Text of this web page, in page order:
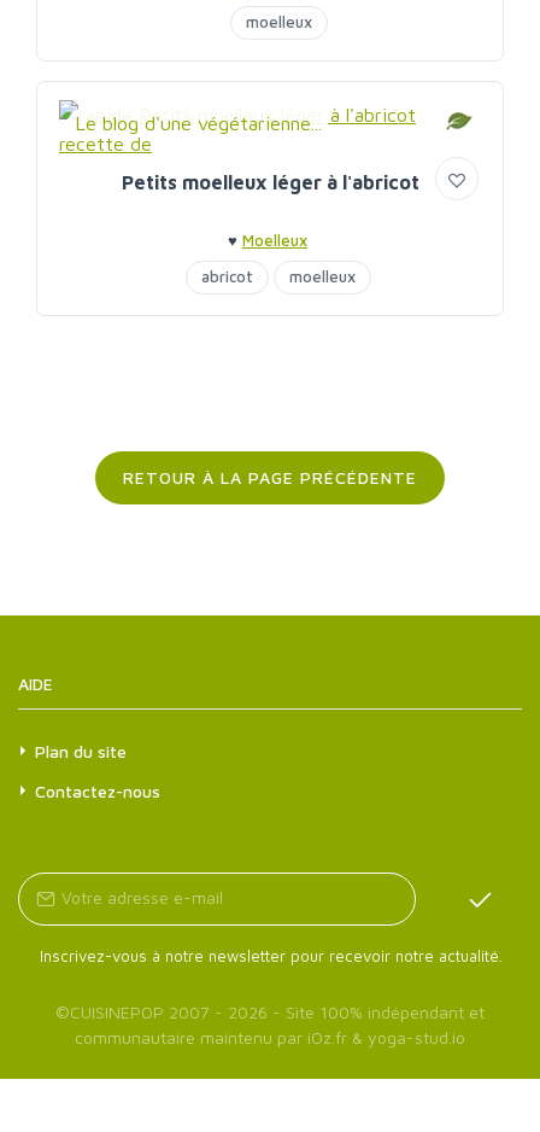
moelleux
Le blog d'une végétarienne...
Petits moelleux léger à l'abricot
♥ Moelleux
abricot
moelleux
RETOUR À LA PAGE PRÉCÉDENTE
AIDE
Plan du site
Contactez-nous
Inscrivez-vous à notre newsletter pour recevoir notre actualité.
©CUISINEPOP 2007 - 2026 - Site 100% indépendant et
communautaire maintenu par iOz.fr & yoga-stud.io